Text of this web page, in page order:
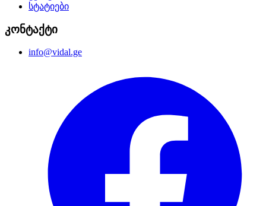
სტატიები
კონტაქტი
info@vidal.ge